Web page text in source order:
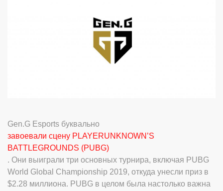
Gen.G Esports буквально
завоевали сцену PLAYERUNKNOWN’S
BATTLEGROUNDS (PUBG)
. Они выиграли три основных турнира, включая PUBG
World Global Championship 2019, откуда унесли приз в
$2.28 миллиона. PUBG в целом была настолько важна